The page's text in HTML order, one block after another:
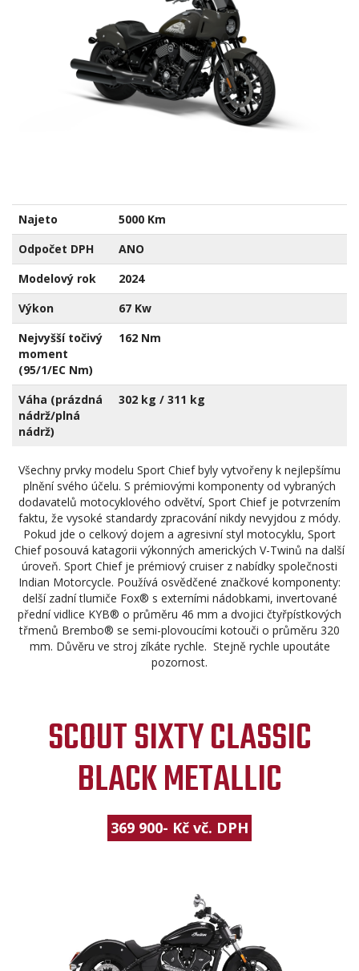
Najeto
5000 Km
Odpočet DPH
ANO
Modelový rok
2024
Výkon
67 Kw
Nejvyšší točivý
moment
(95/1/EC Nm)
162 Nm
Váha (prázdná
nádrž/plná
nádrž)
302 kg / 311 kg
Všechny prvky modelu Sport Chief byly vytvořeny k nejlepšímu
plnění svého účelu. S prémiovými komponenty od vybraných
dodavatelů motocyklového odvětví, Sport Chief je potvrzením
faktu, že vysoké standardy zpracování nikdy nevyjdou z módy.
Pokud jde o celkový dojem a agresivní styl motocyklu, Sport
Chief posouvá katagorii výkonných amerických V-Twinů na další
úroveň. Sport Chief je prémiový cruiser z nabídky společnosti
Indian Motorcycle. Používá osvědčené značkové komponenty:
delší zadní tlumiče Fox® s externími nádobkami, invertované
přední vidlice KYB® o průměru 46 mm a dvojici čtyřpístkových
třmenů Brembo® se semi-plovoucími kotouči o průměru 320
mm. Důvěru ve stroj zíkáte rychle. Stejně rychle upoutáte
pozornost.
SCOUT SIXTY CLASSIC
BLACK METALLIC
369 900- Kč vč. DPH